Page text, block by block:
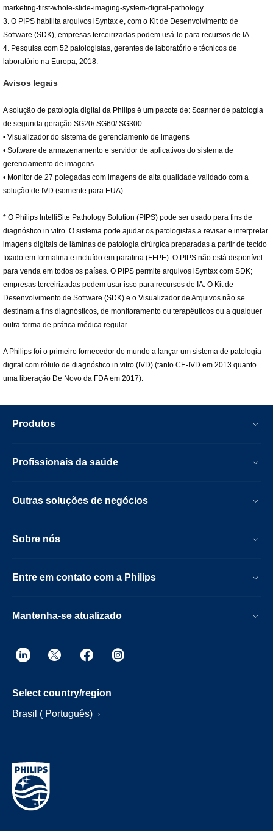
marketing-first-whole-slide-imaging-system-digital-pathology
3. O PIPS habilita arquivos iSyntax e, com o Kit de Desenvolvimento de
Software (SDK), empresas terceirizadas podem usá-lo para recursos de IA.
4. Pesquisa com 52 patologistas, gerentes de laboratório e técnicos de
laboratório na Europa, 2018.
Avisos legais
A solução de patologia digital da Philips é um pacote de: Scanner de patologia
de segunda geração SG20/ SG60/ SG300
• Visualizador do sistema de gerenciamento de imagens
• Software de armazenamento e servidor de aplicativos do sistema de
gerenciamento de imagens
• Monitor de 27 polegadas com imagens de alta qualidade validado com a
solução de IVD (somente para EUA)
* O Philips IntelliSite Pathology Solution (PIPS) pode ser usado para fins de
diagnóstico in vitro. O sistema pode ajudar os patologistas a revisar e interpretar
imagens digitais de lâminas de patologia cirúrgica preparadas a partir de tecido
fixado em formalina e incluído em parafina (FFPE). O PIPS não está disponível
para venda em todos os países. O PIPS permite arquivos iSyntax com SDK;
empresas terceirizadas podem usar isso para recursos de IA. O Kit de
Desenvolvimento de Software (SDK) e o Visualizador de Arquivos não se
destinam a fins diagnósticos, de monitoramento ou terapêuticos ou a qualquer
outra forma de prática médica regular.
A Philips foi o primeiro fornecedor do mundo a lançar um sistema de patologia
digital com rótulo de diagnóstico in vitro (IVD) (tanto CE-IVD em 2013 quanto
uma liberação De Novo da FDA em 2017).
Produtos
Profissionais da saúde
Outras soluções de negócios
Sobre nós
Entre em contato com a Philips
Mantenha-se atualizado
Select country/region
Brasil ( Português)